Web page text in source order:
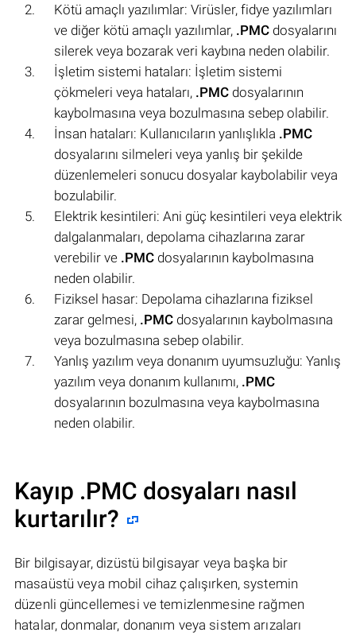
Kötü amaçlı yazılımlar: Virüsler, fidye yazılımları
ve diğer kötü amaçlı yazılımlar, .PMC dosyalarını
silerek veya bozarak veri kaybına neden olabilir.
İşletim sistemi hataları: İşletim sistemi
çökmeleri veya hataları, .PMC dosyalarının
kaybolmasına veya bozulmasına sebep olabilir.
İnsan hataları: Kullanıcıların yanlışlıkla .PMC
dosyalarını silmeleri veya yanlış bir şekilde
düzenlemeleri sonucu dosyalar kaybolabilir veya
bozulabilir.
Elektrik kesintileri: Ani güç kesintileri veya elektrik
dalgalanmaları, depolama cihazlarına zarar
verebilir ve .PMC dosyalarının kaybolmasına
neden olabilir.
Fiziksel hasar: Depolama cihazlarına fiziksel
zarar gelmesi, .PMC dosyalarının kaybolmasına
veya bozulmasına sebep olabilir.
Yanlış yazılım veya donanım uyumsuzluğu: Yanlış
yazılım veya donanım kullanımı, .PMC
dosyalarının bozulmasına veya kaybolmasına
neden olabilir.
Kayıp .PMC dosyaları nasıl
kurtarılır?
Bir bilgisayar, dizüstü bilgisayar veya başka bir
masaüstü veya mobil cihaz çalışırken, systemin
düzenli güncellemesi ve temizlenmesine rağmen
hatalar, donmalar, donanım veya sistem arızaları